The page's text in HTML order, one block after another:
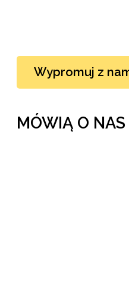
Wypromuj z
MÓWIĄ O NAS